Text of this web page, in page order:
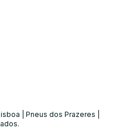
| Pneus dos Prazeres |